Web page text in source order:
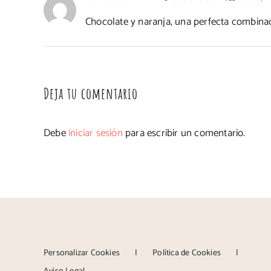
Chocolate y naranja, una perfecta
Deja tu comentario
Debeiniciar sesión para escribir un comentario.
Personalizar Cookies
Política de Cookies